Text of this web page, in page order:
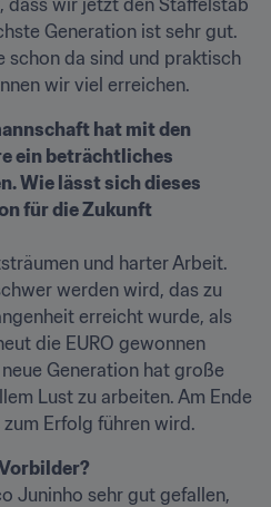
dass wir jetzt den Staffelstab
Generation ist sehr gut.
schon da sind und praktisch
wir viel erreichen.
hat mit den
ein beträchtliches
Wie lässt sich dieses
für die Zukunft
und harter Arbeit.
werden wird, das zu
erreicht wurde, als
die EURO gewonnen
Generation hat große
Lust zu arbeiten. Am Ende
Erfolg führen wird.
Juninho sehr gut gefallen,